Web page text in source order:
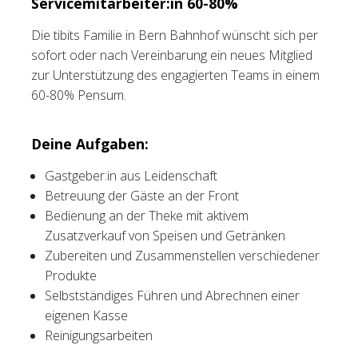
Tischreservation
Login
Schweiz (DE)
Die tibits Familie in Bern Bahnhof wünscht sich per
sofort oder nach Vereinbarung ein neues Mitglied
zur Unterstützung des engagierten Teams in einem
60-80% Pensum.
Deine Aufgaben:
Gastgeber:in aus Leidenschaft
Betreuung der Gäste an der Front
Bedienung an der Theke mit aktivem
Zusatzverkauf von Speisen und Getränken
Zubereiten und Zusammenstellen verschiedener
Produkte
Selbstständiges Führen und Abrechnen einer
eigenen Kasse
Reinigungsarbeiten